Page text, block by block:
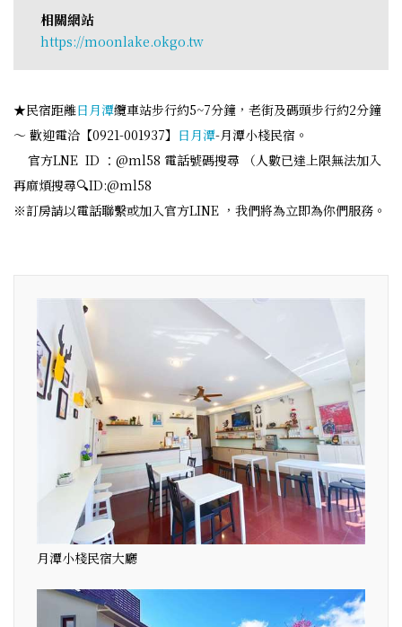
相關網站
https://moonlake.okgo.tw
★民宿距離日月潭纜車站步行約5~7分鐘，老街及碼頭步行約2分鐘
～ 歡迎電洽【0921-001937】 日月潭-月潭小棧民宿。
官方LNE ID ：@ml58 電話號碼搜尋 （人數已達上限無法加入
再麻煩搜尋🔍ID:@ml58
※訂房請以電話聯繫或加入官方LINE ，我們將為立即為你們服務。
月潭小棧民宿大廳